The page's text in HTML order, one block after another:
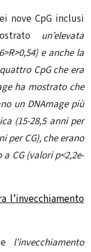
nove CpG inclusi
un’elevata
e anche la
CpG che era
ha mostrato che
un DNAmage più
(15-28,5 anni per
per CG), che erano
CG (valori p<2,2e-
l’invecchiamento
l’invecchiamento